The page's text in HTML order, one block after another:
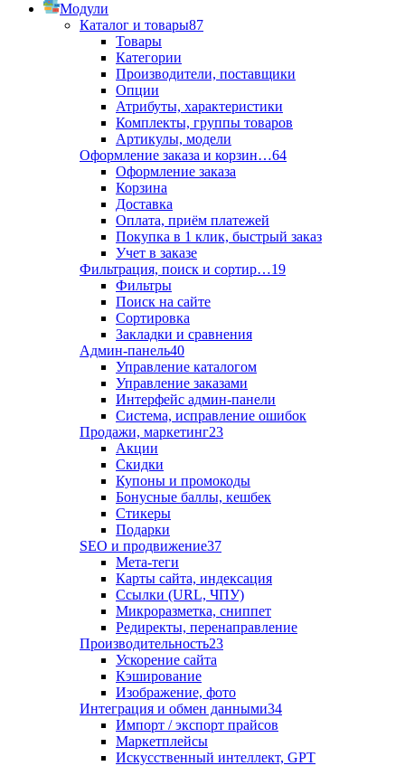
Модули
Каталог и товары87
Товары
Категории
Производители, поставщики
Опции
Атрибуты, характеристики
Комплекты, группы товаров
Артикулы, модели
Оформление заказа и корзин…64
Оформление заказа
Корзина
Доставка
Оплата, приём платежей
Покупка в 1 клик, быстрый заказ
Учет в заказе
Фильтрация, поиск и сортир…19
Фильтры
Поиск на сайте
Сортировка
Закладки и сравнения
Админ-панель40
Управление каталогом
Управление заказами
Интерфейс админ-панели
Система, исправление ошибок
Продажи, маркетинг23
Акции
Скидки
Купоны и промокоды
Бонусные баллы, кешбек
Стикеры
Подарки
SEO и продвижение37
Мета-теги
Карты сайта, индексация
Ссылки (URL, ЧПУ)
Микроразметка, сниппет
Редиректы, перенаправление
Производительность23
Ускорение сайта
Кэширование
Изображение, фото
Интеграция и обмен данными34
Импорт / экспорт прайсов
Маркетплейсы
Искусственный интеллект, GPT